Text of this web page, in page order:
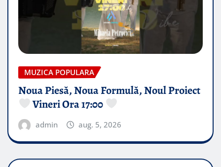
MUZICA POPULARA
Noua Piesă, Noua Formulă, Noul Proiect
Vineri Ora 17:00
admin aug. 5, 2026